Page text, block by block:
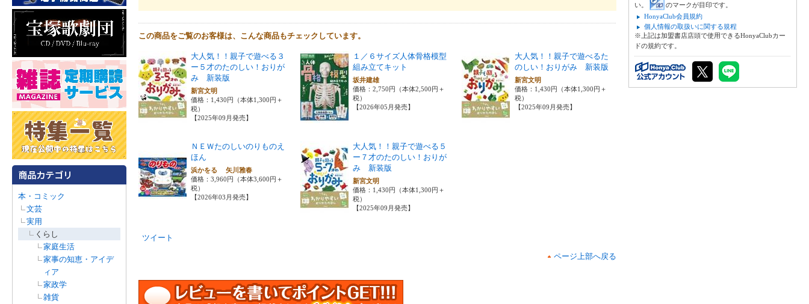
本・コミック
文芸
実用
くらし
家庭生活
家事の知恵・アイデ
ィア
家政学
雑貨
この商品をご覧のお客様は、こんな商品もチェックしています。
大人気！！親子で遊べる３
ー５才のたのしい！おりが
み 新装版
新宮文明
価格：1,430円（本体1,300円＋
税）
【2025年09月発売】
１／６サイズ人体骨格模型
組み立てキット
坂井建雄
価格：2,750円（本体2,500円＋
税）
【2026年05月発売】
大人気！！親子で遊べるた
のしい！おりがみ 新装版
新宮文明
価格：1,430円（本体1,300円＋
税）
【2025年09月発売】
ＮＥＷたのしいのりものえ
ほん
浜かをる 矢川雅春
価格：3,960円（本体3,600円＋
税）
【2026年03月発売】
大人気！！親子で遊べる５
ー７才のたのしい！おりが
み 新装版
新宮文明
価格：1,430円（本体1,300円＋
税）
【2025年09月発売】
ツイート
ページ上部へ戻る
い。
のマークが目印です。
HonyaClub会員規約
個人情報の取扱いに関する規程
※上記は加盟書店店頭で使用できるHonyaClubカー
ドの規約です。